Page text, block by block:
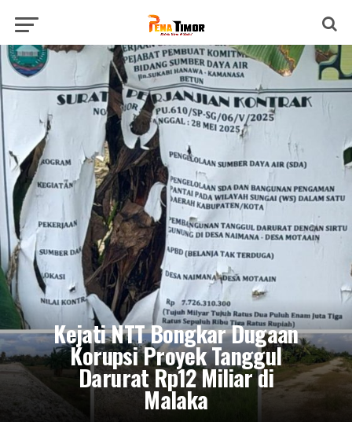
Kejati NTT Bongkar Dugaan
Korupsi Proyek Tanggul
Darurat Rp12 Miliar di
Malaka